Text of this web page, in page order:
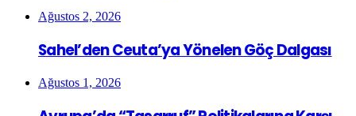
Ağustos 2, 2026
Sahel’den Ceuta’ya Yönelen Göç Dalgası
Ağustos 1, 2026